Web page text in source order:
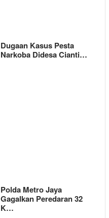
Dugaan Kasus Pesta
Narkoba Didesa Cianti…
Polda Metro Jaya
Gagalkan Peredaran 32
K…